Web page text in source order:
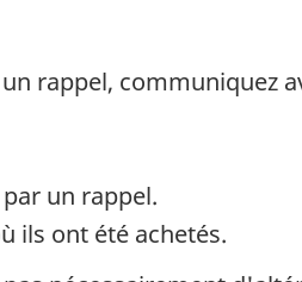
rappel, communiquez
un rappel.
ils ont été achetés.